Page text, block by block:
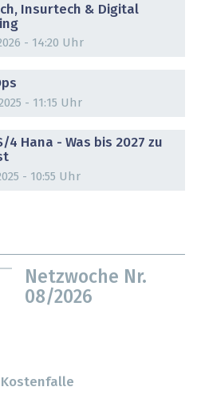
Insurtech & Digital
- 14:20 Uhr
- 11:15 Uhr
4 Hana - Was bis 2027 zu
- 10:55 Uhr
Netzwoche Nr.
08/2026
Kostenfalle